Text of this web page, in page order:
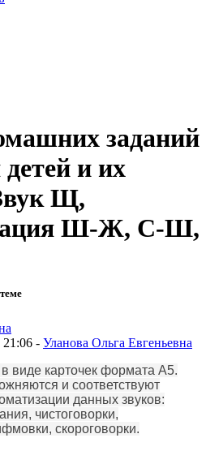
заданий
и их
Щ,
Ш-Ж, С-Ш,
- Уланова Ольга Евгеньевна
виде карточек формата А5.
и соответствуют
данных звуков:
чистоговорки,
скороговорки.